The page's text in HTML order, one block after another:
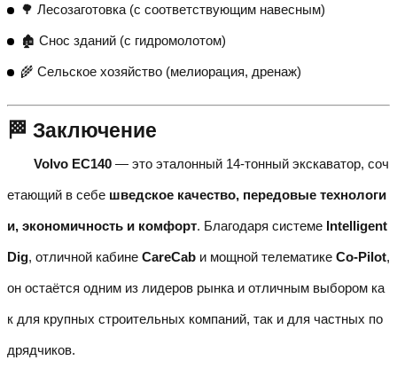
🌳 Лесозаготовка (с соответствующим навесным)
🏚️ Снос зданий (с гидромолотом)
🌾 Сельское хозяйство (мелиорация, дренаж)
🏁 Заключение
Volvo EC140 — это эталонный 14-тонный экскаватор, соч
етающий в себе шведское качество, передовые технологи
и, экономичность и комфорт. Благодаря системе Intelligent
Dig, отличной кабине CareCab и мощной телематике Co-Pilot,
он остаётся одним из лидеров рынка и отличным выбором ка
к для крупных строительных компаний, так и для частных по
дрядчиков.